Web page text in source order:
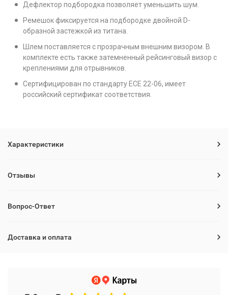
Дефлектор подбородка позволяет уменьшить шум.
Ремешок фиксируется на подбородке двойной D-
образной застежкой из титана.
Шлем поставляется с прозрачным внешним визором. В
комплекте есть также затемненный рейсинговый визор с
креплениями для отрывников.
Сертифицирован по стандарту ECE 22-06, имеет
российский сертификат соответствия.
Характеристики
Отзывы
Вопрос-Ответ
Доставка и оплата